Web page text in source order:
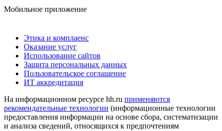
Мобильное приложение
Этика и комплаенс
Оказание услуг
Использование сайтов
Защита персональных данных
Пользовательское соглашение
ИТ аккредитация
На информационном ресурсе hh.ru применяются
рекомендательные технологии (информационные технологии
предоставления информации на основе сбора, систематизации
и анализа сведений, относящихся к предпочтениям